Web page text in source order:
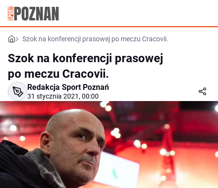
Szok na konferencji prasowej po meczu Cracovii.
Szok na konferencji prasowej
po meczu Cracovii.
Redakcja Sport Poznań
31 stycznia 2021, 00:00